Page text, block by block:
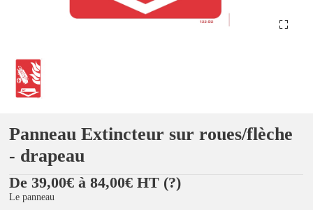
Panneau Extincteur sur roues/flèche
- drapeau
De 39,00€ à 84,00€ HT (?)
Le panneau